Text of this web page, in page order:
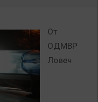
От
ОДМВР
Ловеч